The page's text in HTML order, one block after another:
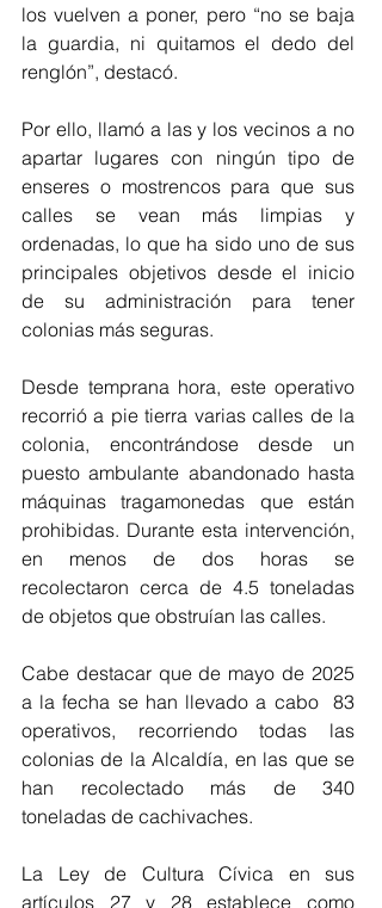
los vuelven a poner, pero “no se baja
la guardia, ni quitamos el dedo del
renglón”, destacó.
Por ello, llamó a las y los vecinos a no
apartar lugares con ningún tipo de
enseres o mostrencos para que sus
calles se vean más limpias y
ordenadas, lo que ha sido uno de sus
principales objetivos desde el inicio
de su administración para tener
colonias más seguras.
Desde temprana hora, este operativo
recorrió a pie tierra varias calles de la
colonia, encontrándose desde un
puesto ambulante abandonado hasta
máquinas tragamonedas que están
prohibidas. Durante esta intervención,
en menos de dos horas se
recolectaron cerca de 4.5 toneladas
de objetos que obstruían las calles.
Cabe destacar que de mayo de 2025
a la fecha se han llevado a cabo  83
operativos, recorriendo todas las
colonias de la Alcaldía, en las que se
han recolectado más de 340
toneladas de cachivaches.
La Ley de Cultura Cívica en sus
artículos 27 y 28 establece como